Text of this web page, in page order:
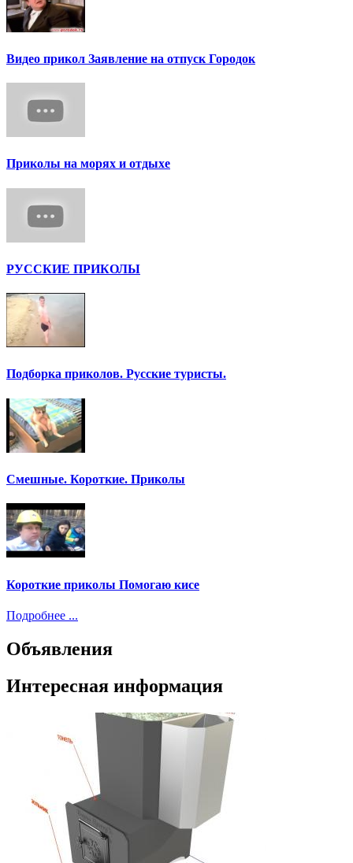
Видео прикол Заявление на отпуск Городок
Приколы на морях и отдыхе
РУССКИЕ ПРИКОЛЫ
Подборка приколов. Русские туристы.
Смешные. Короткие. Приколы
Короткие приколы Помогаю кисе
Подробнее ...
Объявления
Интересная информация